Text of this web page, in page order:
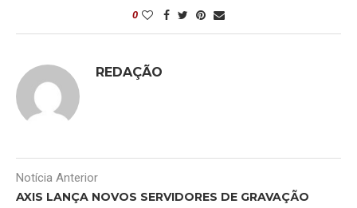
0
REDAÇÃO
Notícia Anterior
AXIS LANÇA NOVOS SERVIDORES DE GRAVAÇÃO